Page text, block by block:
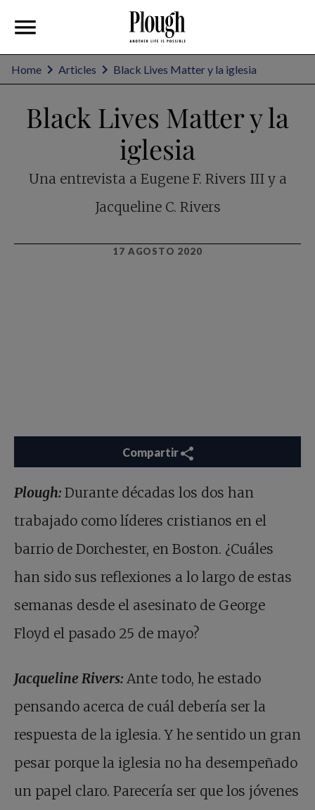
Home Articles Black Lives Matter y la iglesia
Black Lives Matter y la
iglesia
Una entrevista a Eugene F. Rivers III y a
Jacqueline C. Rivers
17 AGOSTO 2020
Compartir
Plough: Durante décadas los dos han
trabajado como líderes cristianos en el
barrio de Dorchester, en Boston. ¿Cuáles
han sido sus reflexiones a lo largo de estas
semanas desde el asesinato de George
Floyd el pasado 25 de mayo?
Jacqueline Rivers: Ante todo, he estado
pensando acerca de cuál debería ser la
respuesta de la iglesia. Y he sentido un gran
pesar porque la iglesia no ha desempeñado
un papel claro. Parecería ser que los jóvenes